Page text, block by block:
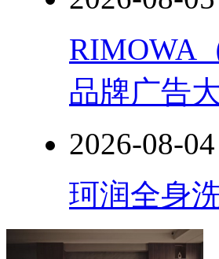
RIMOWA
品牌广告
2026-08-04
珂润全身